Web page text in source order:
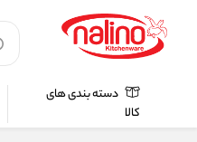
دسته بندی های
کالا